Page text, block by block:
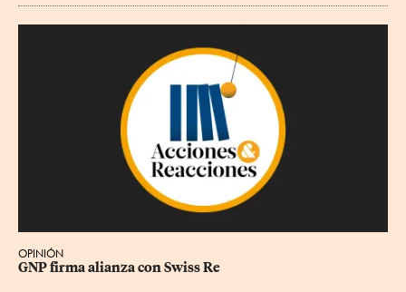
OPINIÓN
GNP firma alianza con Swiss Re